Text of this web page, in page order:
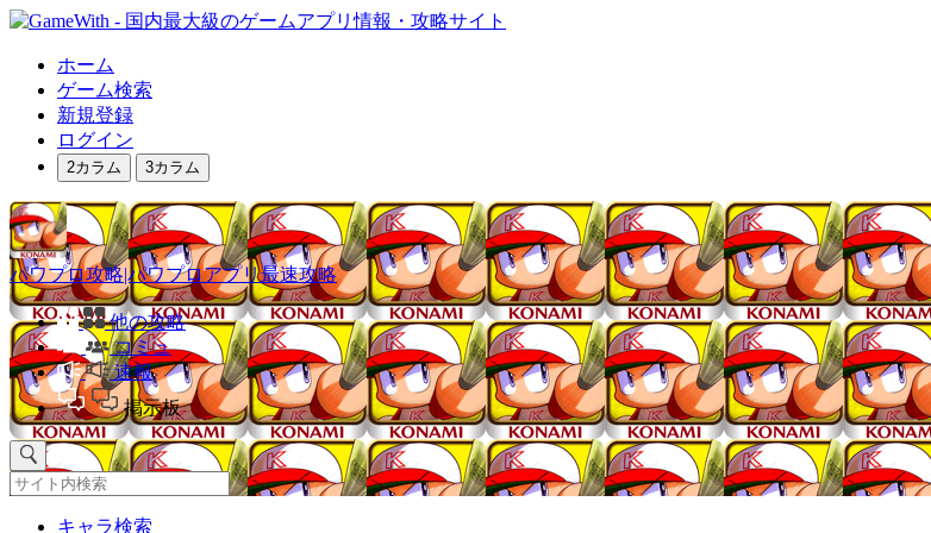
ホーム
ゲーム検索
新規登録
ログイン
2カラム 3カラム
パワプロ攻略|パワプロアプリ最速攻略
他の攻略
コミュ
速報
掲示板
キャラ検索